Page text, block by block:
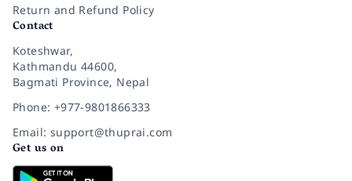
Return and Refund Policy
Contact
Koteshwar,
Kathmandu 44600,
Bagmati Province, Nepal
Phone: +977-9801866333
Email: support@thuprai.com
Get us on